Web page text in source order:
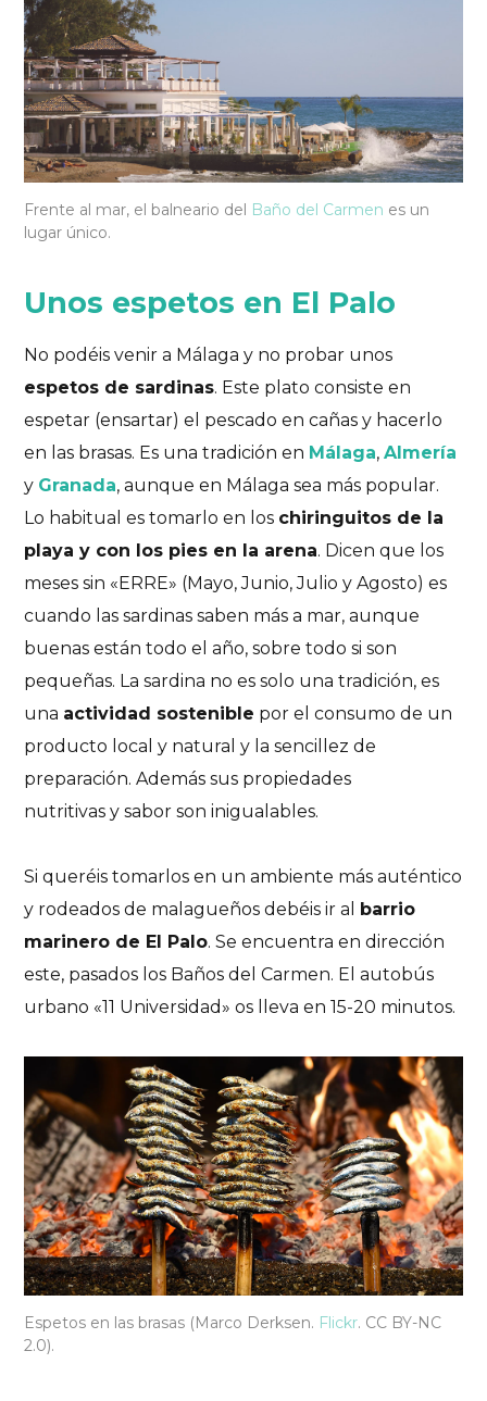
Frente al mar, el balneario del Baño del Carmen es un
lugar único.
Unos espetos en El Palo
No podéis venir a Málaga y no probar unos
espetos de sardinas. Este plato consiste en
espetar (ensartar) el pescado en cañas y hacerlo
en las brasas. Es una tradición en Málaga,Almería
y Granada, aunque en Málaga sea más popular.
Lo habitual es tomarlo en los chiringuitos de la
playa y con los pies en la arena. Dicen que los
meses sin «ERRE» (Mayo, Junio, Julio y Agosto) es
cuando las sardinas saben más a mar, aunque
buenas están todo el año, sobre todo si son
pequeñas. La sardina no es solo una tradición, es
una actividad sostenible por el consumo de un
producto local y natural y la sencillez de
preparación. Además sus propiedades
nutritivas y sabor son inigualables.
Si queréis tomarlos en un ambiente más auténtico
y rodeados de malagueños debéis ir al
barrio
marinero de El Palo. Se encuentra en dirección
este, pasados los Baños del Carmen. El autobús
urbano «11 Universidad» os lleva en 15-20 minutos.
Espetos en las brasas (Marco Derksen. Flickr. CC BY-NC
2.0).